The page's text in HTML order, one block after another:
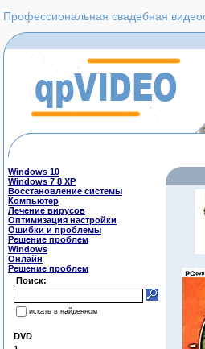
Профессиональная свадебная
Windows 10
Windows 7 8 XP
Восстановление системы
Компьютер
Лечение вирусов
Оптимизация настройки
Ошибки и проблемы
Решение проблем
Windows
Онлайн
Решение проблем
Поиск:
искать в найденном
DVD